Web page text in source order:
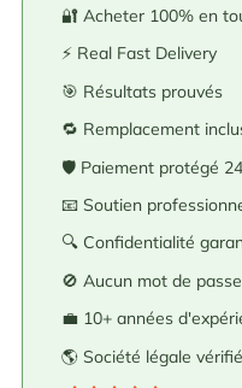
🔐 Acheter 100% en
⚡ Real Fast Delivery
🎯 Résultats prouvés
🔁 Remplacement
🛡️ Paiement protégé
📧 Soutien
🔍 Confidentialité
🚫 Aucun mot de
💼 10+ années
🌎 Société légale